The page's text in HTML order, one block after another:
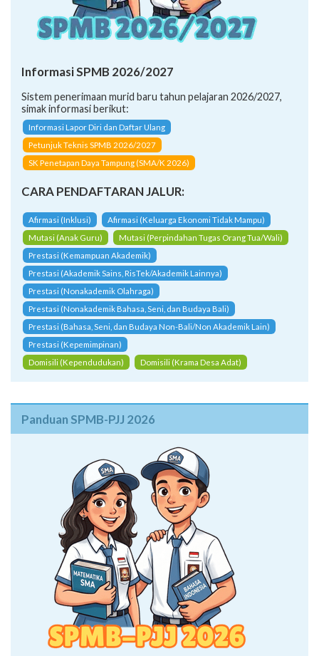
Informasi SPMB 2026/2027
Sistem penerimaan murid baru tahun pelajaran 2026/2027,
simak informasi berikut:
Informasi Lapor Diri dan Daftar Ulang
Petunjuk Teknis SPMB 2026/2027
SK Penetapan Daya Tampung (SMA/K 2026)
CARA PENDAFTARAN JALUR:
Afirmasi (Inklusi)
Afirmasi (Keluarga Ekonomi Tidak Mampu)
Mutasi (Anak Guru)
Mutasi (Perpindahan Tugas Orang Tua/Wali)
Prestasi (Kemampuan Akademik)
Prestasi (Akademik Sains, RisTek/Akademik Lainnya)
Prestasi (Nonakademik Olahraga)
Prestasi (Nonakademik Bahasa, Seni, dan Budaya Bali)
Prestasi (Bahasa, Seni, dan Budaya Non-Bali/Non Akademik Lain)
Prestasi (Kepemimpinan)
Domisili (Kependudukan)
Domisili (Krama Desa Adat)
Panduan SPMB-PJJ 2026